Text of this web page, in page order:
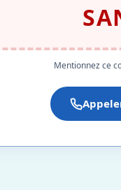
Mentionnez ce